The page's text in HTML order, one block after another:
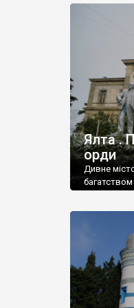
Ялта .
орди
Дивне